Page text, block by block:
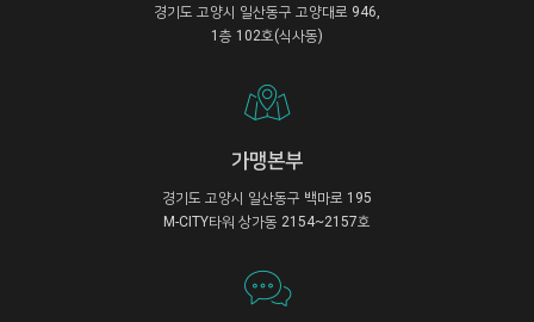
경기도 고양시 일산동구 고양대로 946,
1층 102호(식사동)
가맹본부
경기도 고양시 일산동구 백마로 195
M-CITY타워 상가동 2154~2157호